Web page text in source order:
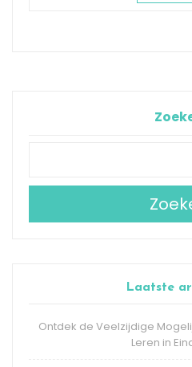
Laatste
Ontdek de Veelzijdige
Leren in